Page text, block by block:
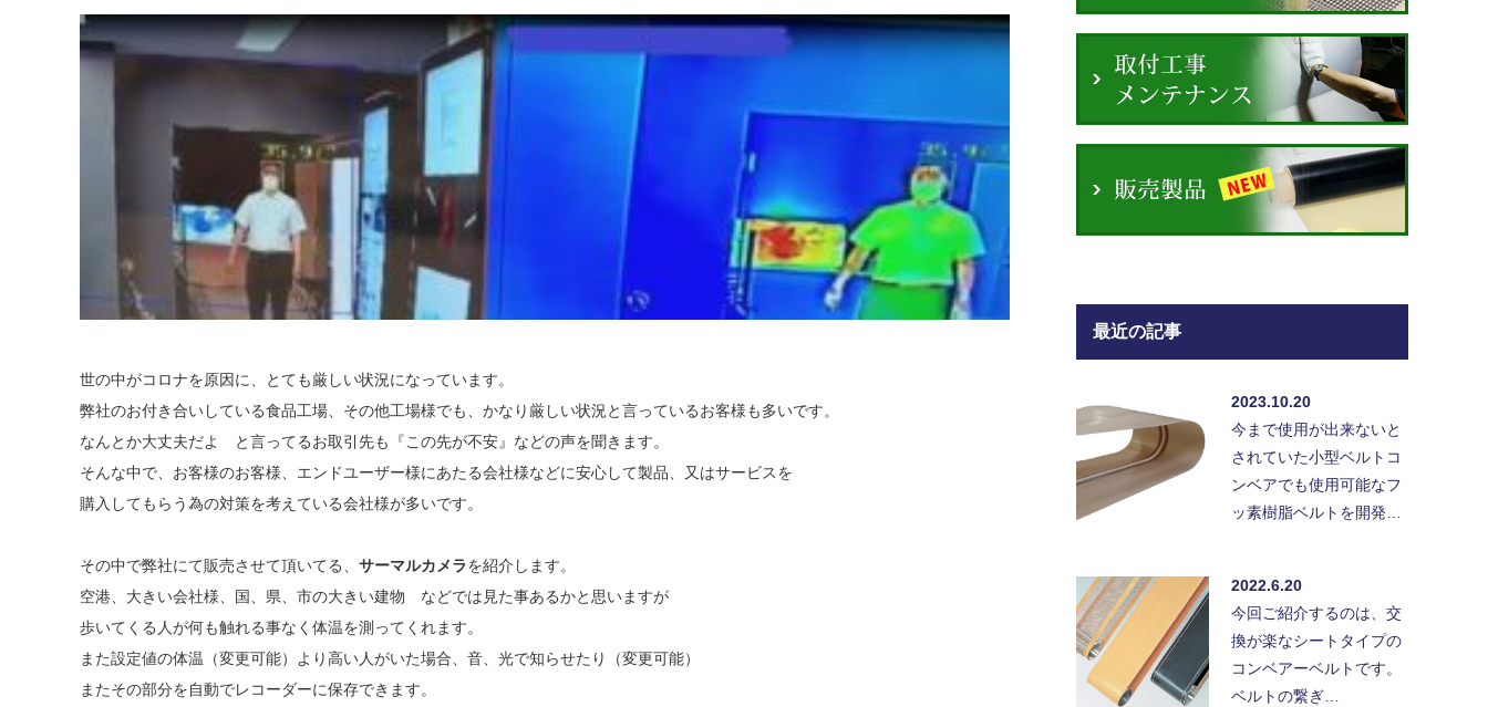
世の中がコロナを原因に、とても厳しい状況になっています。
弊社のお付き合いしている食品工場、その他工場様でも、かなり厳しい状況と言っているお客様も多いです。
なんとか大丈夫だよ と言ってるお取引先も『この先が不安』などの声を聞きます。
そんな中で、お客様のお客様、エンドユーザー様にあたる会社様などに安心して製品、又はサービスを
購入してもらう為の対策を考えている会社様が多いです。
その中で弊社にて販売させて頂いてる、 サーマルカメラを紹介します。
空港、大きい会社様、国、県、市の大きい建物 などでは見た事あるかと思いますが
歩いてくる人が何も触れる事なく体温を測ってくれます。
また設定値の体温（変更可能）より高い人がいた場合、音、光で知らせたり（変更可能）
またその部分を自動でレコーダーに保存できます。
最近の記事
2023.10.20
今まで使用が出来ないと
されていた小型ベルトコ
ンベアでも使用可能なフ
ッ素樹脂ベルトを開発…
2022.6.20
今回ご紹介するのは、交
換が楽なシートタイプの
コンベアーベルトです。
ベルトの繋ぎ…